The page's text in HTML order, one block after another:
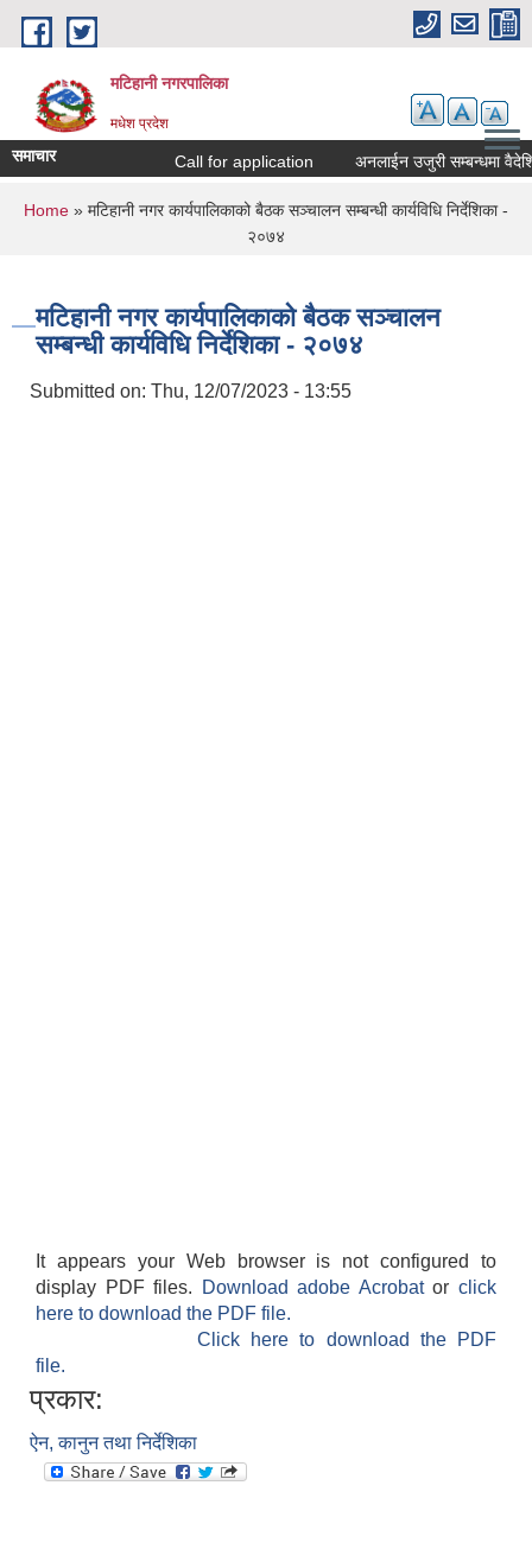
Skip to main content
मटिहानी नगरपालिका
मधेश प्रदेश
समाचार Call for application अनलाईन उजुरी सम्बन्धमा
You are here
Home » मटिहानी नगर कार्यपालिकाको बैठक सञ्चालन सम्बन्धी कार्यविधि निर्देशिका -
२०७४
मटिहानी नगर कार्यपालिकाको बैठक सञ्चालन
सम्बन्धी कार्यविधि निर्देशिका - २०७४
Submitted on: Thu, 12/07/2023 - 13:55
It appears your Web browser is not configured to
display PDF files.
Download adobe Acrobatorclick
here to download the PDF file.
Click here to download the PDF
file.
प्रकार:
ऐन, कानुन तथा निर्देशिका